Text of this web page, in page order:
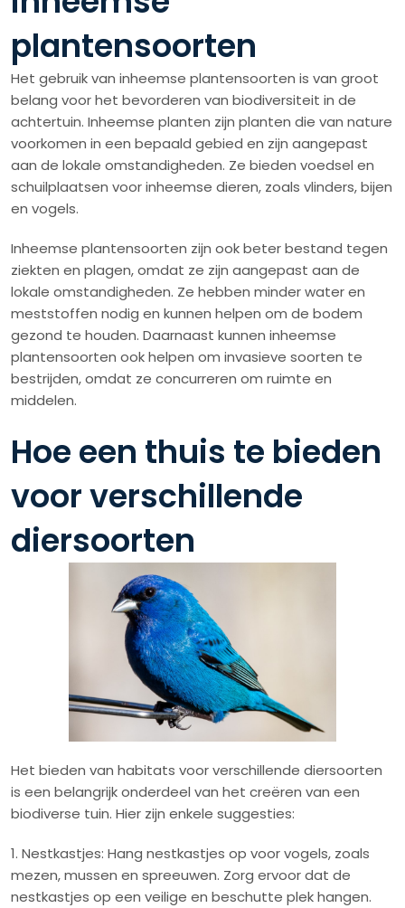
plantensoorten
Het gebruik van inheemse plantensoorten is van groot
belang voor het bevorderen van biodiversiteit in de
achtertuin. Inheemse planten zijn planten die van nature
voorkomen in een bepaald gebied en zijn aangepast
aan de lokale omstandigheden. Ze bieden voedsel en
schuilplaatsen voor inheemse dieren, zoals vlinders, bijen
en vogels.
Inheemse plantensoorten zijn ook beter bestand tegen
ziekten en plagen, omdat ze zijn aangepast aan de
lokale omstandigheden. Ze hebben minder water en
meststoffen nodig en kunnen helpen om de bodem
gezond te houden. Daarnaast kunnen inheemse
plantensoorten ook helpen om invasieve soorten te
bestrijden, omdat ze concurreren om ruimte en
middelen.
Hoe een thuis te bieden
voor verschillende
diersoorten
Het bieden van habitats voor verschillende diersoorten
is een belangrijk onderdeel van het creëren van een
biodiverse tuin. Hier zijn enkele suggesties:
1. Nestkastjes: Hang nestkastjes op voor vogels, zoals
mezen, mussen en spreeuwen. Zorg ervoor dat de
nestkastjes op een veilige en beschutte plek hangen.